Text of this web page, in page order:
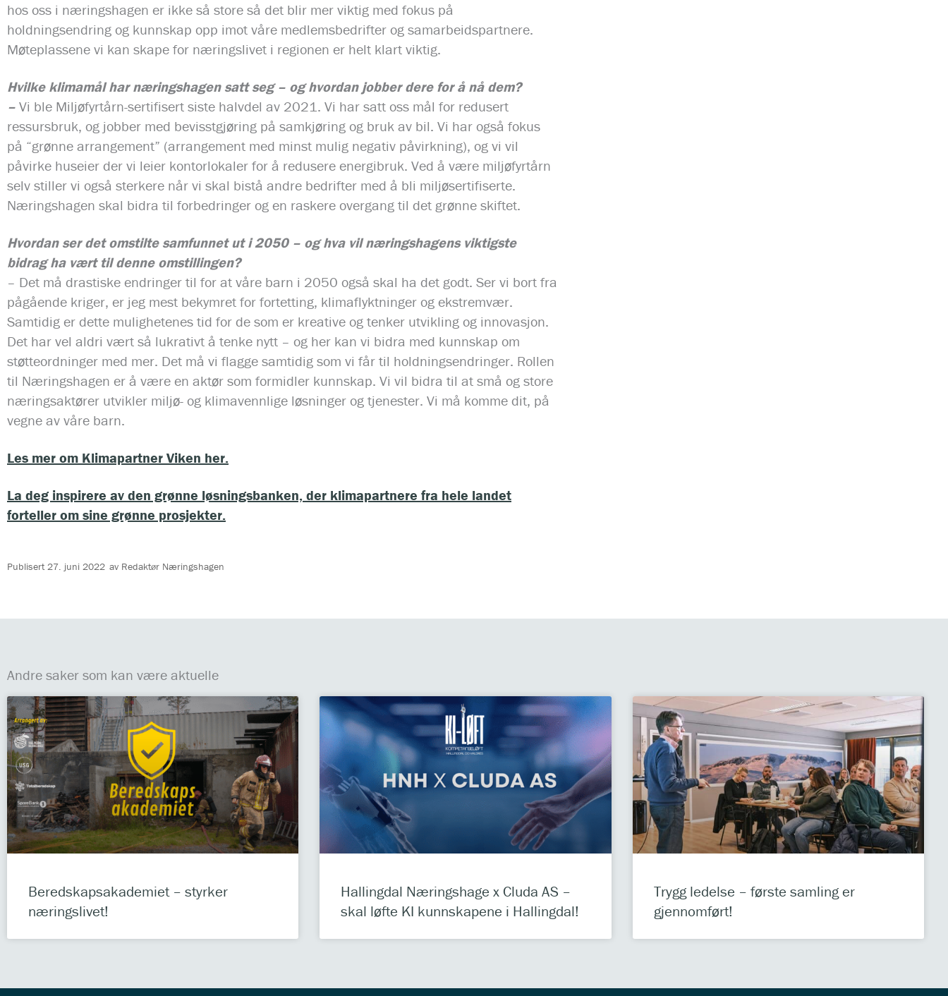
hos oss i næringshagen er ikke så store så det blir mer viktig med fokus på
holdningsendring og kunnskap opp imot våre medlemsbedrifter og samarbeidspartnere.
Møteplassene vi kan skape for næringslivet i regionen er helt klart viktig.
Hvilke klimamål har næringshagen satt seg – og hvordan jobber dere for å nå dem?
– Vi ble Miljøfyrtårn-sertifisert siste halvdel av 2021. Vi har satt oss mål for redusert
ressursbruk, og jobber med bevisstgjøring på samkjøring og bruk av bil. Vi har også fokus
på “grønne arrangement” (arrangement med minst mulig negativ påvirkning), og vi vil
påvirke huseier der vi leier kontorlokaler for å redusere energibruk. Ved å være miljøfyrtårn
selv stiller vi også sterkere når vi skal bistå andre bedrifter med å bli miljøsertifiserte.
Næringshagen skal bidra til forbedringer og en raskere overgang til det grønne skiftet.
Hvordan ser det omstilte samfunnet ut i 2050 – og hva vil næringshagens viktigste
bidrag ha vært til denne omstillingen?
– Det må drastiske endringer til for at våre barn i 2050 også skal ha det godt. Ser vi bort fra
pågående kriger, er jeg mest bekymret for fortetting, klimaflyktninger og ekstremvær.
Samtidig er dette mulighetenes tid for de som er kreative og tenker utvikling og innovasjon.
Det har vel aldri vært så lukrativt å tenke nytt – og her kan vi bidra med kunnskap om
støtteordninger med mer. Det må vi flagge samtidig som vi får til holdningsendringer. Rollen
til Næringshagen er å være en aktør som formidler kunnskap. Vi vil bidra til at små og store
næringsaktører utvikler miljø- og klimavennlige løsninger og tjenester. Vi må komme dit, på
vegne av våre barn.
Les mer om Klimapartner Viken her.
La deg inspirere av den grønne løsningsbanken, der klimapartnere fra hele landet
forteller om sine grønne prosjekter.
Publisert 27. juni 2022 av Redaktør Næringshagen
Andre saker som kan være aktuelle
Beredskapsakademiet – styrker
næringslivet!
Hallingdal Næringshage x Cluda AS –
skal løfte KI kunnskapene i Hallingdal!
Trygg ledelse – første samling er
gjennomført!